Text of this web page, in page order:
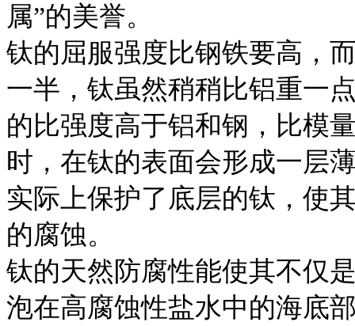
属”的美誉。
钛的屈服强度比钢铁要高，
一半，钛虽然稍稍比铝重一
的比强度高于铝和钢，比模
时，在钛的表面会形成一层
实际上保护了底层的钛，使
的腐蚀。
钛的天然防腐性能使其不仅
泡在高腐蚀性盐水中的海底